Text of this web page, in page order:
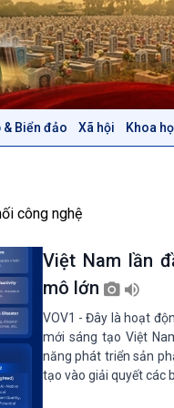
Biển đảo Xã hội Khoa
Quốc hội với cử tri
Xây dựng đảng
Đảng trong cuộc sống
Nhận diện sự thật
Pháp luật và đời sống
Văn hoá & Du lịch
Tin Văn hoá & Du lịch
công nghệ
Việt Nam lần
mô lớn
VOV1 - Đây là hoạt
mới sáng tạo Việt
năng phát triển sản
tạo vào giải quyết các